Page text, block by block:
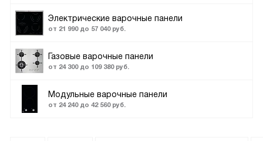
Электрические варочные панели
от 21 990 до 57 040 руб.
Газовые варочные панели
от 24 300 до 109 380 руб.
Модульные варочные панели
от 24 240 до 42 560 руб.